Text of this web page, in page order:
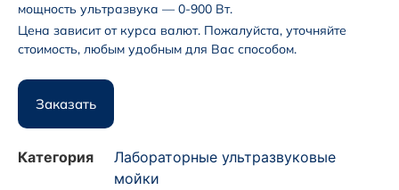
мощность ультразвука — 0-900 Вт.
Цена зависит от курса валют. Пожалуйста, уточняйте
стоимость, любым удобным для Вас способом.
Заказать
Категория
Лабораторные ультразвуковые
мойки